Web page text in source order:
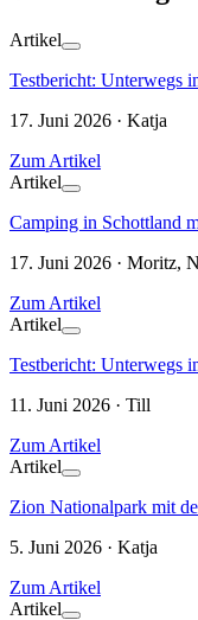
Artikel
Testbericht: Unterwegs
17. Juni 2026 · Katja
Zum Artikel
Artikel
Camping in Schottland
17. Juni 2026 · Moritz,
Zum Artikel
Artikel
Testbericht: Unterwegs
11. Juni 2026 · Till
Zum Artikel
Artikel
Zion Nationalpark mit
5. Juni 2026 · Katja
Zum Artikel
Artikel